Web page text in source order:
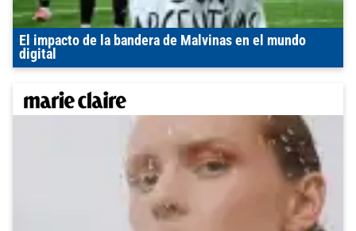
El impacto de la bandera de Malvinas en el mundo
digital